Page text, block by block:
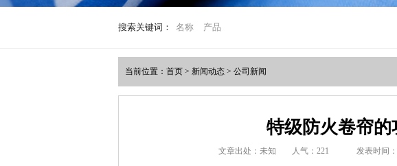
搜索关键词： 名称 产品
当前位置： 首页 > 新闻动态 > 公司新闻
特级防火卷帘的
文章出处：未知 人气：221 发表时间